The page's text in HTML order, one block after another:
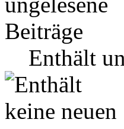
Enthält